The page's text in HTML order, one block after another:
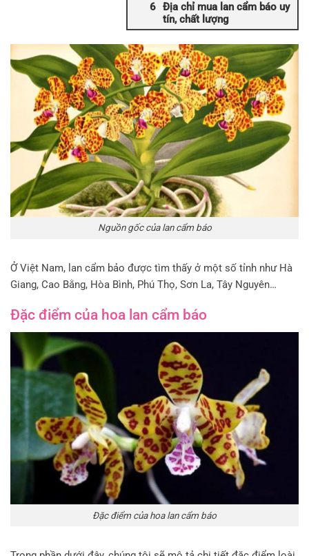
Địa chỉ mua lan cẩm báo uy
tín, chất lượng
Nguồn gốc của lan cẩm báo
Ở Việt Nam, lan cẩm bảo được tìm thấy ở một số tỉnh như Hà
Giang, Cao Bằng, Hòa Bình, Phú Thọ, Sơn La, Tây Nguyên…
Đặc điểm của hoa lan cẩm báo
Đặc điểm của hoa lan cẩm báo